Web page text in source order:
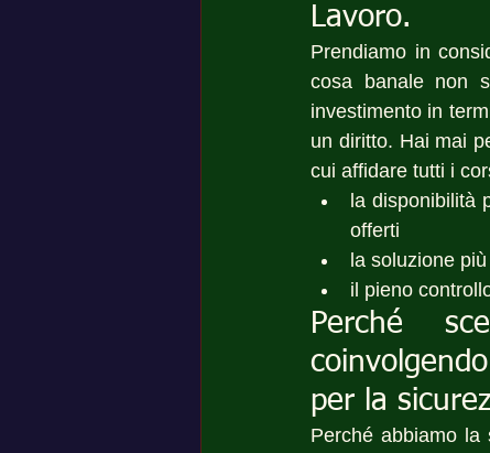
Lavoro.
Prendiamo in
cosa banale non
investimento in
un diritto. Hai mai
cui affidare tutti i
la disponibilità
offerti
la soluzione
il pieno
Perché
per la
Perché abbiamo